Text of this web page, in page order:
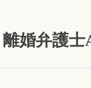
離婚弁護士